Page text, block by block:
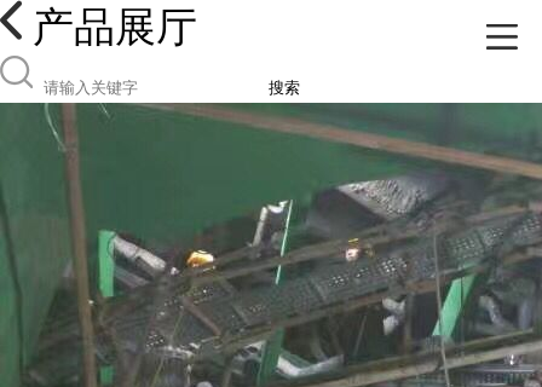
产品展厅
搜索